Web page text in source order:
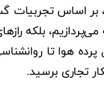
اساس تجربیات
بلکه
هوا تا
تجاری برسید.